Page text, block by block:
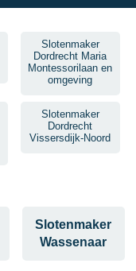
Slotenmaker
Dordrecht Maria
Montessorilaan en
omgeving
Slotenmaker
Dordrecht
Vissersdijk-Noord
Slotenmaker
Wassenaar